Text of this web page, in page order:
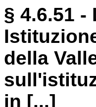
§ 4.6.51 -
della
in [...]